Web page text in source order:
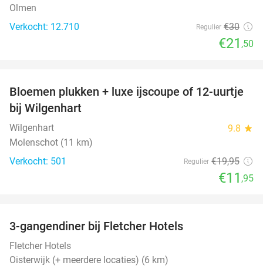
Olmen
Verkocht: 12.710
Regulier €30
€21 ,50
40%
Bloemen plukken + luxe ijscoupe of 12-uurtje
bij Wilgenhart
Wilgenhart 9.8 star
Molenschot (11 km)
Verkocht: 501
Regulier €19,95
€11 ,95
3-gangendiner bij Fletcher Hotels
Fletcher Hotels
Oisterwijk (+ meerdere locaties) (6 km)